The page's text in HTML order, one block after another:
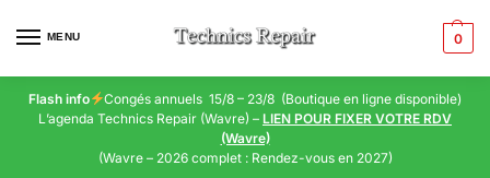
MENU 0
Flash info
Congés annuels 15/8 – 23/8 (Boutique en ligne disponible)
L’agenda Technics Repair (Wavre) – LIEN POUR FIXER VOTRE RDV
(Wavre)
(Wavre – 2026 complet : Rendez-vous en 2027)